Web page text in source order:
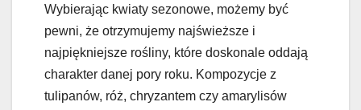
Wybierając kwiaty sezonowe, możemy być
pewni, że otrzymujemy najświeższe i
najpiękniejsze rośliny, które doskonale oddają
charakter danej pory roku. Kompozycje z
tulipanów, róż, chryzantem czy amarylisów